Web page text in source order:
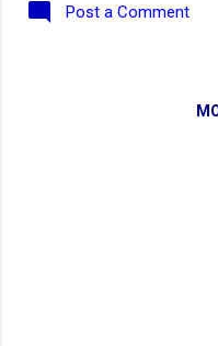
ఖాళీల
Post a Comment